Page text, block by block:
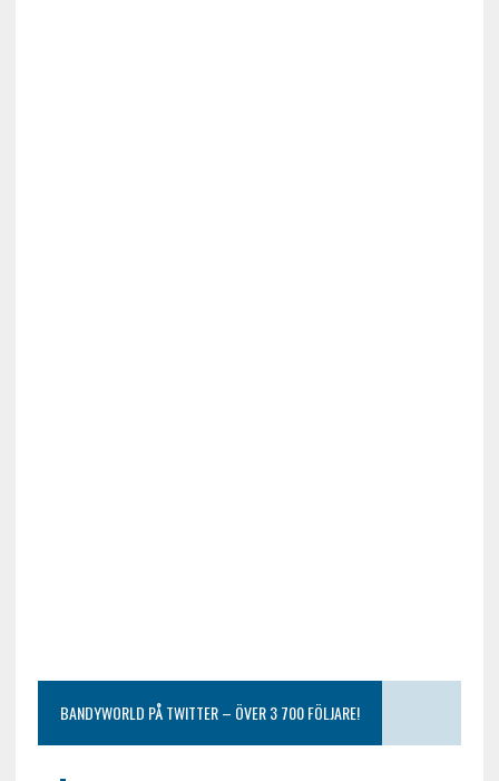
BANDYWORLD PÅ TWITTER – ÖVER 3 700 FÖLJARE!